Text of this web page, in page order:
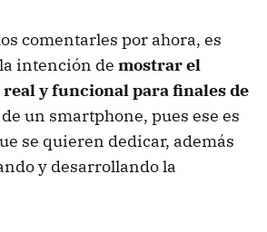
comentarles por ahora, es
intención de mostrar el
y funcional para finales de
un smartphone, pues ese es
se quieren dedicar, además
y desarrollando la